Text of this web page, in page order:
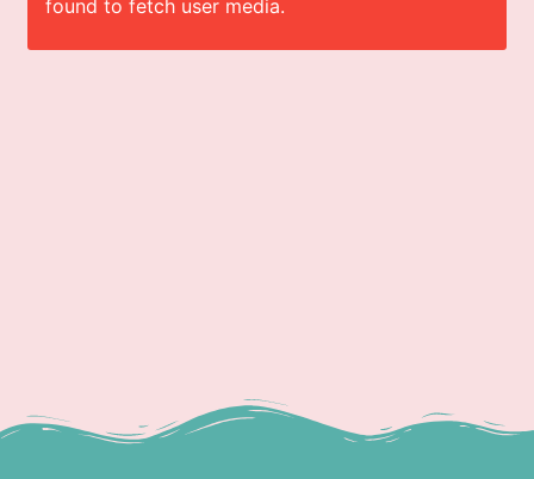
found to fetch user media.